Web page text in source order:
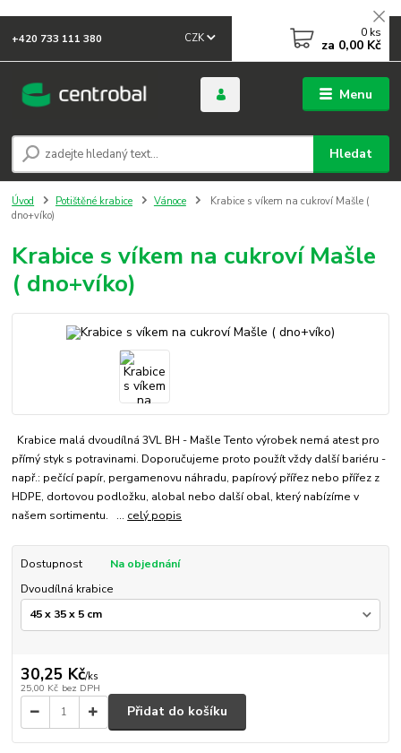
Menu
CZK
Hledat
+420 733 111 380 0 ks
za 0,00 Kč
Úvod Potištěné krabice Vánoce
Krabice s víkem na cukroví Mašle (
dno+víko)
Krabice s víkem na cukroví Mašle
( dno+víko)
Krabice malá dvoudílná 3VL BH - Mašle Tento výrobek nemá atest pro
přímý styk s potravinami. Doporučujeme proto použít vždy další bariéru -
např.: pečící papír, pergamenovu náhradu, papírový přířez nebo přířez z
HDPE, dortovou podložku, alobal nebo další obal, který nabízíme v
našem sortimentu. ... celý popis
Dostupnost
Na objednání
Dvoudílná krabice
30,25 Kč/ks
25,00 Kč bez DPH
Přidat do košíku